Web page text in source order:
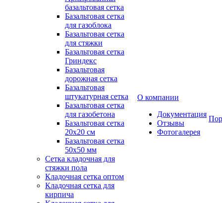
базальтовая сетка
Базальтовая сетка
для газоблока
Базальтовая сетка
для стяжки
Базальтовая сетка
Гриндекс
Базальтовая
дорожная сетка
Базальтовая
штукатурная сетка
Базальтовая сетка
для газобетона
Базальтовая сетка
20x20 см
Базальтовая сетка
50x50 мм
Сетка кладочная для
стяжки пола
Кладочная сетка оптом
Кладочная сетка для
кирпича
О компании
Документация
Отзывы
Фотогалерея